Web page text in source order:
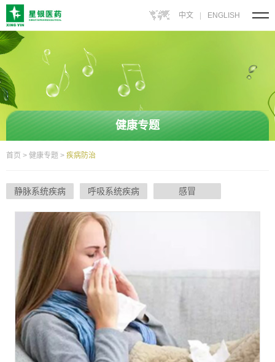
中文 ENGLISH
健康专题
首页 > 健康专题 > 疾病防治
静脉系统疾病 呼吸系统疾病 感冒